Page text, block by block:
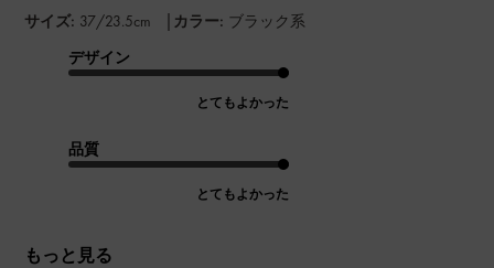
サイズ: 37/23.5cm | カラー: ブラック系
デザイン
とてもよかった
品質
とてもよかった
もっと見る